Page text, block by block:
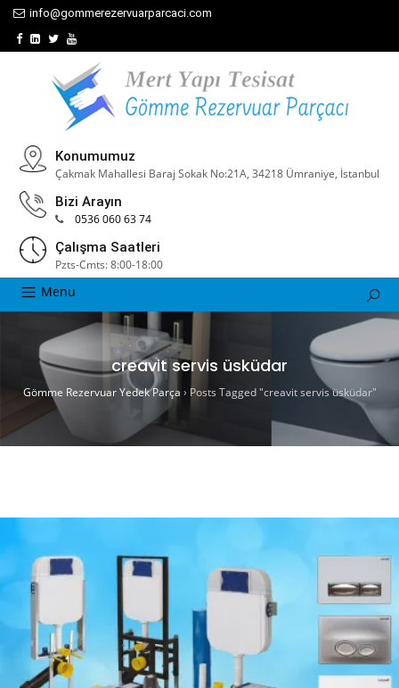
info@gommerezervuarparcaci.com
Konumumuz
Çakmak Mahallesi Baraj Sokak No:21A, 34218 Ümraniye, İstanbul
Bizi Arayın
0536 060 63 74
Çalışma Saatleri
Pzts-Cmts: 8:00-18:00
Menu
creavit servis üsküdar
Gömme Rezervuar Yedek Parça › Posts Tagged "creavit servis üsküdar"